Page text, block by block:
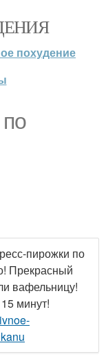
похудение
пирожки по
Прекрасный
вафельницу!
минут!